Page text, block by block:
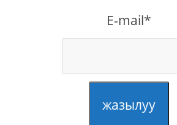
E-mail*
жазылуу